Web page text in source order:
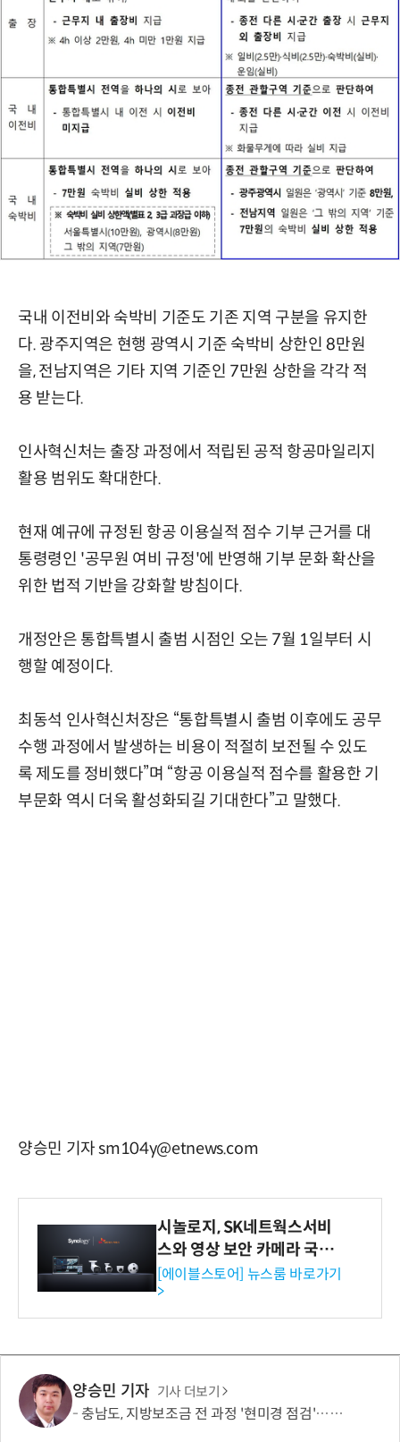
국내 이전비와 숙박비 기준도 기존 지역 구분을 유지한
다. 광주지역은 현행 광역시 기준 숙박비 상한인 8만원
을, 전남지역은 기타 지역 기준인 7만원 상한을 각각 적
용 받는다.
인사혁신처는 출장 과정에서 적립된 공적 항공마일리지
활용 범위도 확대한다.
현재 예규에 규정된 항공 이용실적 점수 기부 근거를 대
통령령인 '공무원 여비 규정'에 반영해 기부 문화 확산을
위한 법적 기반을 강화할 방침이다.
개정안은 통합특별시 출범 시점인 오는 7월 1일부터 시
행할 예정이다.
최동석 인사혁신처장은 “통합특별시 출범 이후에도 공무
수행 과정에서 발생하는 비용이 적절히 보전될 수 있도
록 제도를 정비했다”며 “항공 이용실적 점수를 활용한 기
부문화 역시 더욱 활성화되길 기대한다”고 말했다.
양승민 기자 sm104y@etnews.com
시놀로지, SK네트웍스서비
스와 영상 보안 카메라 국내
독점 판매 파트너십 체결
[에이블스토어] 뉴스룸 바로가기
>
양승민 기자 기사 더보기
충남도, 지방보조금 전 과정 '현미경 점검'…부적정 집행 의심 사례 조사 착수